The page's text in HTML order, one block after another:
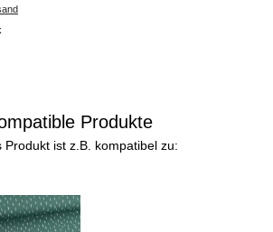
Produkte
Produkt ist z.B. kompatibel zu: